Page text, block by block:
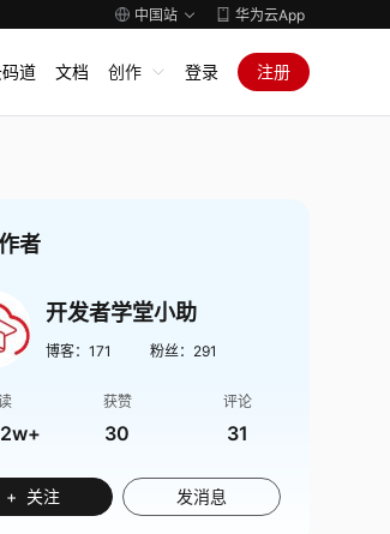
中国站 华为云App
道 文档 创作 登录 注册
者
开发者学堂小助
博客： 171 粉丝： 291
获赞
30
评论
31
+ 关注 发消息